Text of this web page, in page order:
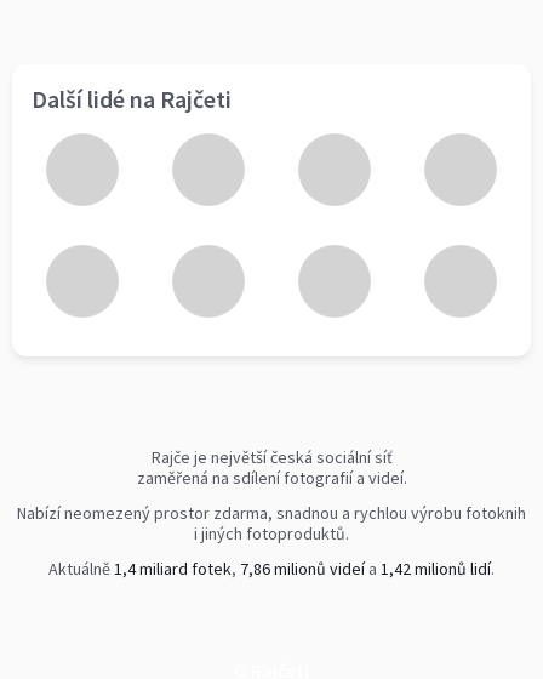
Další lidé na Rajčeti
Rajče je největší česká sociální síť
zaměřená na sdílení fotografií a videí.
Nabízí neomezený prostor zdarma, snadnou a rychlou výrobu fotoknih
i jiných fotoproduktů.
Aktuálně1,4 miliard fotek, 7,86 milionů videía 1,42 milionů lidí.